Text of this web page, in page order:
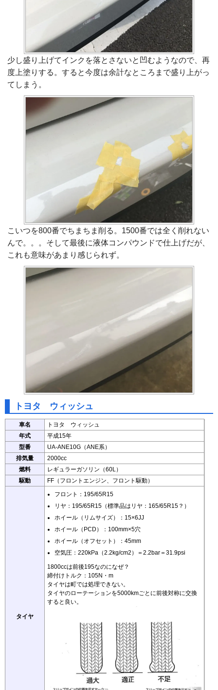
少し盛り上げてインクを落とさないと凹むようなので、再
度上塗りする。すると今度は余計なところまで盛り上がっ
てしまう。
こいつを800番でちまちま削る。1500番では全く削れない
んで。。。そして最後に液体コンパウンドで仕上げだが、
これも意味があまり感じられず。
トヨタ ウィッシュ
車名
トヨタ ウィッシュ
年式
平成15年
型番
UA-ANE10G（ANE系）
排気量
2000cc
燃料
レギュラーガソリン（60L）
駆動
FF（フロントエンジン、フロント駆動）
タイヤ
フロント：195/65R15
リヤ：195/65R15（標準品はリヤ：165/65R15？）
ホイール（リムサイズ）：15×6JJ
ホイール（PCD）：100mm×5穴
ホイール（オフセット）：45mm
空気圧：220kPa（2.2kg/cm2）＝2.2bar＝31.9psi
1800ccは前後195なのになぜ？
締付けトルク：105N・m
タイヤは町では処理できない。
タイヤのローテーションを5000kmごとに前後対称に交換
すると良い。